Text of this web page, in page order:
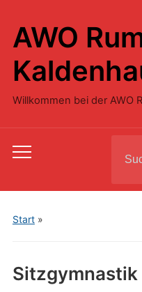
AWO
Willkommen bei der AWO
Toggle
menu
for:
Start»